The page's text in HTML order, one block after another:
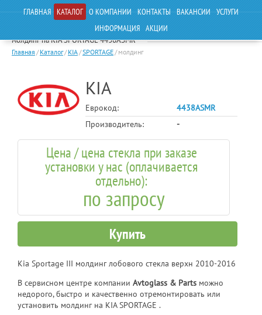
ГЛАВНАЯ КАТАЛОГ О КОМПАНИИ КОНТАКТЫ ВАКАНСИИ УСЛУГИ
ИНФОРМАЦИЯ АКЦИИ
молдинг на KIA SPORTAGE 4438ASMR
Главная / Каталог/ KIA/SPORTAGE/ молдинг
KIA
Еврокод:
4438ASMR
Производитель:
-
Цена / цена стекла при заказе
установки у нас (оплачивается
отдельно):
по запросу
Купить
Kia Sportage III молдинг лобового стекла верхн 2010-2016
В сервисном центре компанииAvtoglass & Parts можно
недорого, быстро и качественно отремонтировать или
установить молдинг на KIA SPORTAGE .